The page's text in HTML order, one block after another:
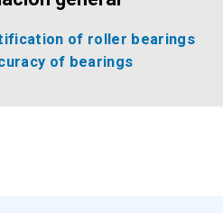
of roller bearings
of bearings